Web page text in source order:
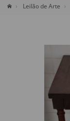
Leilão de Arte